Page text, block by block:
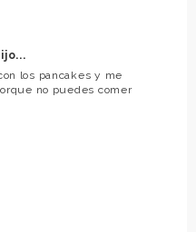
los pancakes y me
no puedes comer